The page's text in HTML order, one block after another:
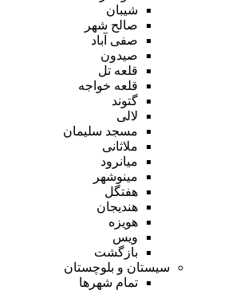
شیبان
صالح شهر
صفی آباد
صیدون
قلعه تل
قلعه خواجه
گتوند
لالی
مسجد سلیمان
ملاثانی
میانرود
مینوشهر
هفتگل
هندیجان
هویزه
ویس
بازگشت
سیستان و بلوچستان
تمام شهر‌ها